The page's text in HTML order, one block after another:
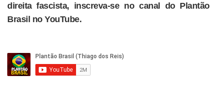
direita fascista, inscreva-se no canal do Plantão
Brasil no YouTube.